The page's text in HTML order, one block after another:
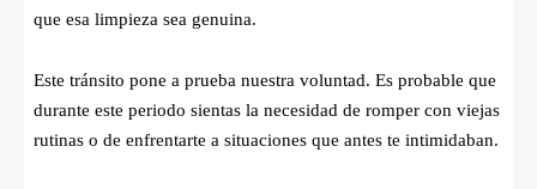
que esa limpieza sea genuina.
Este tránsito pone a prueba nuestra voluntad. Es probable que
durante este periodo sientas la necesidad de romper con viejas
rutinas o de enfrentarte a situaciones que antes te intimidaban.